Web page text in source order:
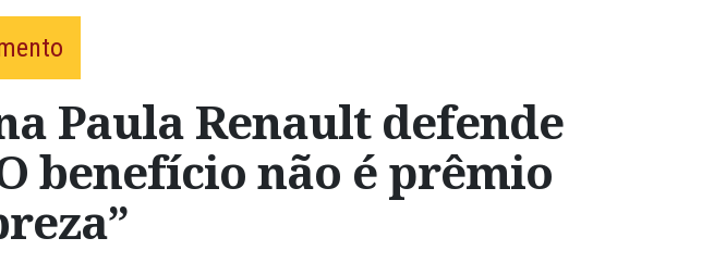
Paula Renault defende
benefício não é prêmio